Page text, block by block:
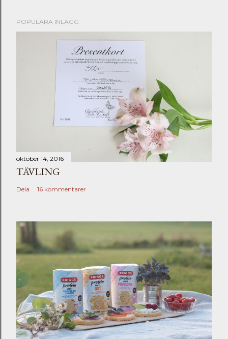
POPULÄRA INLÄGG
oktober 14, 2016
TÄVLING
Dela 16 kommentarer